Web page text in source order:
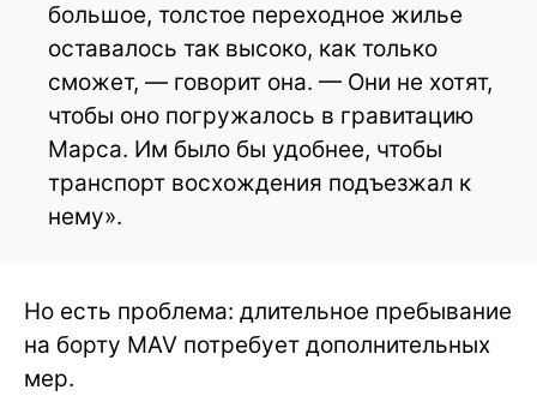
большое, толстое переходное жилье
оставалось так высоко, как только
сможет, — говорит она. — Они не хотят,
чтобы оно погружалось в гравитацию
Марса. Им было бы удобнее, чтобы
транспорт восхождения подъезжал к
нему».
Но есть проблема: длительное пребывание
на борту MAV потребует дополнительных
мер.